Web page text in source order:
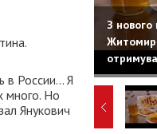
в России... Я
много. Но
Янукович
З нового